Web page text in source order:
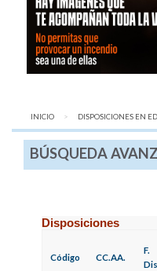
INICIO DISPOSICIONES EN
BÚSQUEDA
Disposiciones
Código CC.AA.
F.